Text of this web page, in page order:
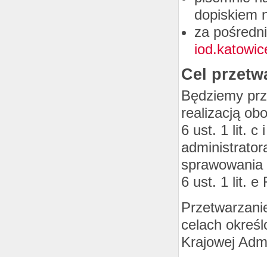
dopiskiem
za
Cel
Będziemy
realizacją
6 ust. 1 lit. c
6 ust. 1 lit. e
celach
Krajowej